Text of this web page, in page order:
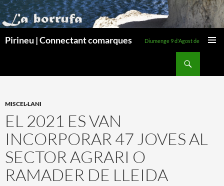
Pirineu | Connectant comarques Diumenge 9 d'Agost de 2026
MISCEL·LANI
EL 2021 ES VAN
INCORPORAR 47 JOVES AL
SECTOR AGRARI O
RAMADER DE LLEIDA